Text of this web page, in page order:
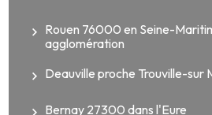
Rouen 76000 en Seine-
agglomération
Deauville proche Trouville-sur
Bernay 27300 dans l'Eure